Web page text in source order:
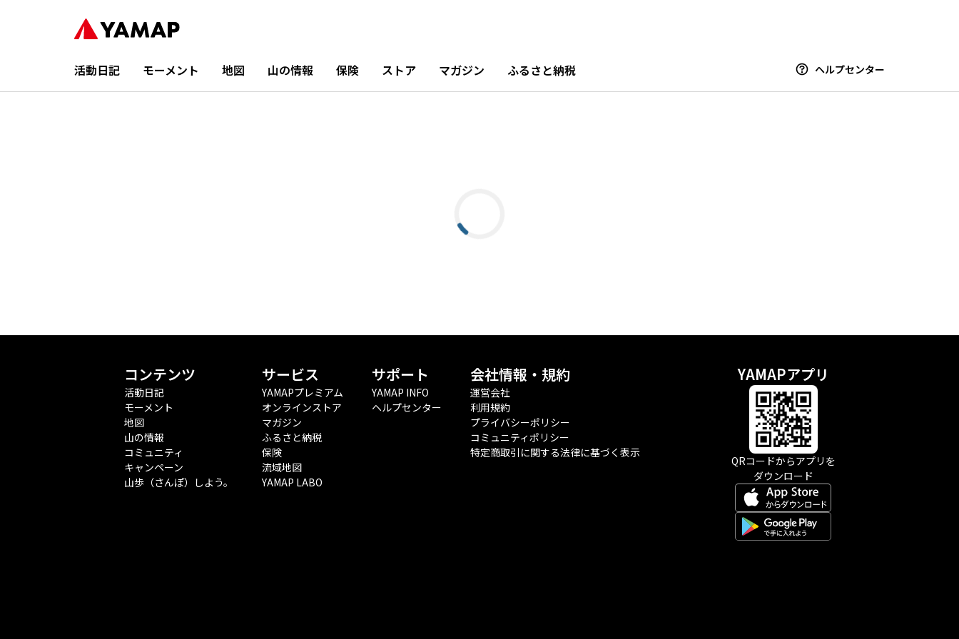
活動日記 モーメント 地図 山の情報 保険 ストア マガジン ふるさと納税 ヘルプセンター
コンテンツ
活動日記
モーメント
地図
山の情報
コミュニティ
キャンペーン
山歩（さんぽ）しよう。
サービス
YAMAPプレミアム
オンラインストア
マガジン
ふるさと納税
保険
流域地図
YAMAP LABO
サポート
YAMAP INFO
ヘルプセンター
会社情報・規約
運営会社
利用規約
プライバシーポリシー
コミュニティポリシー
特定商取引に関する法律に基づく表示
YAMAPアプリ
QRコードからアプリを
ダウンロード